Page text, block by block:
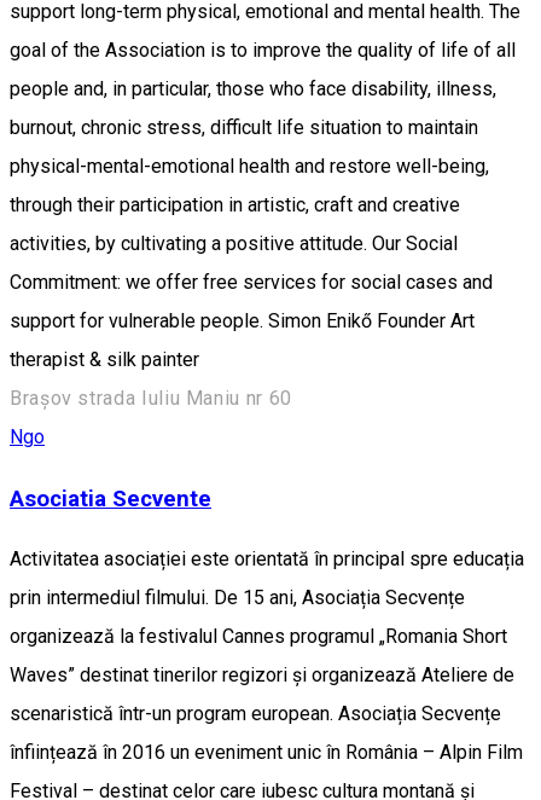
support long-term physical, emotional and mental health. The
goal of the Association is to improve the quality of life of all
people and, in particular, those who face disability, illness,
burnout, chronic stress, difficult life situation to maintain
physical-mental-emotional health and restore well-being,
through their participation in artistic, craft and creative
activities, by cultivating a positive attitude. Our Social
Commitment: we offer free services for social cases and
support for vulnerable people. Simon Enikő Founder Art
therapist & silk painter
Brașov strada Iuliu Maniu nr 60
Ngo
Asociatia Secvente
Activitatea asociației este orientată în principal spre educația
prin intermediul filmului. De 15 ani, Asociația Secvențe
organizează la festivalul Cannes programul „Romania Short
Waves” destinat tinerilor regizori și organizează Ateliere de
scenaristică într-un program european. Asociația Secvențe
înființează în 2016 un eveniment unic în România – Alpin Film
Festival – destinat celor care iubesc cultura montană și